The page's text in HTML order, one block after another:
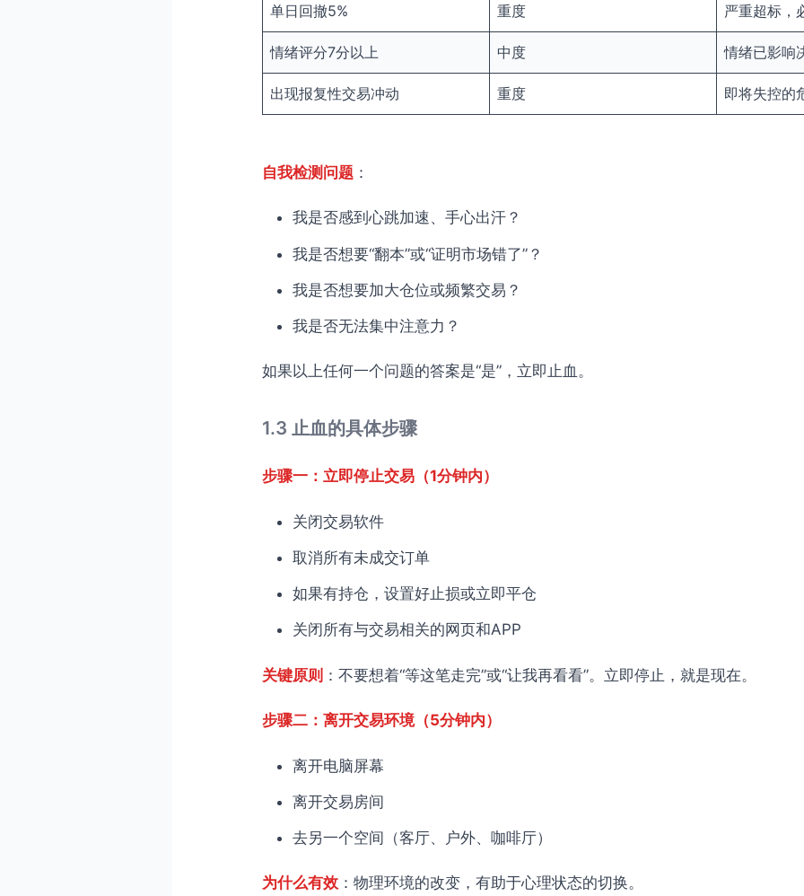
单日回撤5% 重度 严重超标，
情绪评分7分以上 中度 情绪已影响
出现报复性交易冲动 重度 即将失控的
自我检测问题 ：
我是否感到心跳加速、手心出汗？
我是否想要“翻本”或“证明市场错了”？
我是否想要加大仓位或频繁交易？
我是否无法集中注意力？
如果以上任何一个问题的答案是“是”，立即止血。
1.3 止血的具体步骤
步骤一：立即停止交易（1分钟内）
关闭交易软件
取消所有未成交订单
如果有持仓，设置好止损或立即平仓
关闭所有与交易相关的网页和APP
关键原则 ：不要想着“等这笔走完”或“让我再看看”。立即停止，就是现在。
步骤二：离开交易环境（5分钟内）
离开电脑屏幕
离开交易房间
去另一个空间（客厅、户外、咖啡厅）
为什么有效 ：物理环境的改变，有助于心理状态的切换。